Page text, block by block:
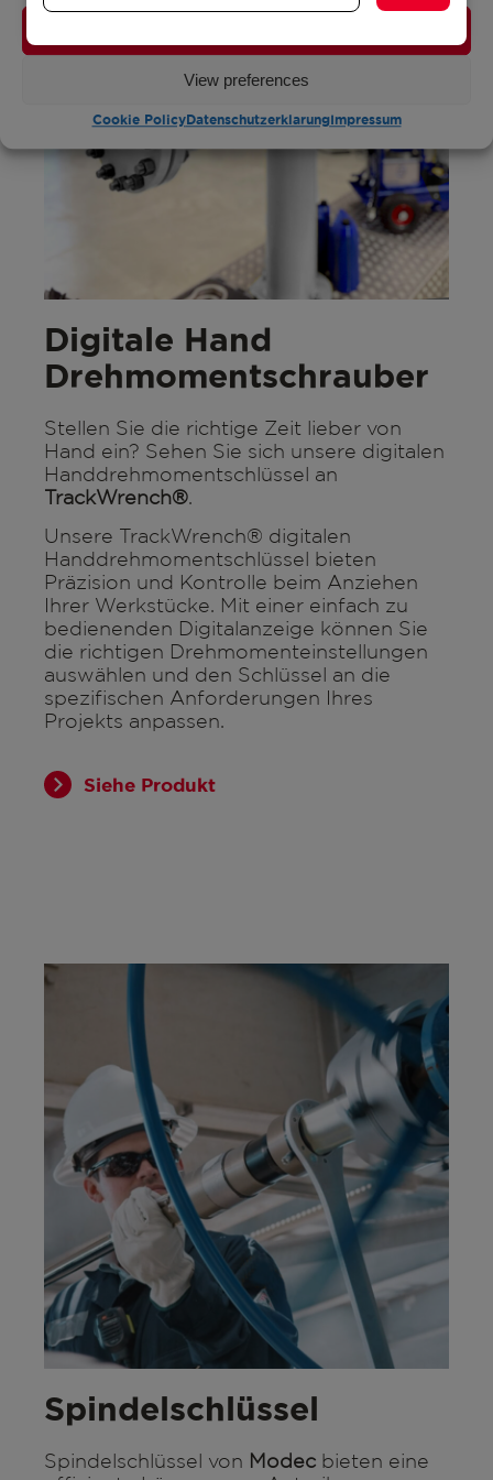
View preferences
Cookie PolicyDatenschutzerklarungImpressum
Digitale Hand
Drehmomentschrauber
Stellen Sie die richtige Zeit lieber von
Hand ein? Sehen Sie sich unsere digitalen
Handdrehmomentschlüssel an
TrackWrench®.
Unsere TrackWrench® digitalen
Handdrehmomentschlüssel bieten
Präzision und Kontrolle beim Anziehen
Ihrer Werkstücke. Mit einer einfach zu
bedienenden Digitalanzeige können Sie
die richtigen Drehmomenteinstellungen
auswählen und den Schlüssel an die
spezifischen Anforderungen Ihres
Projekts anpassen.
Siehe Produkt
Spindelschlüssel
Spindelschlüssel von Modec bieten eine